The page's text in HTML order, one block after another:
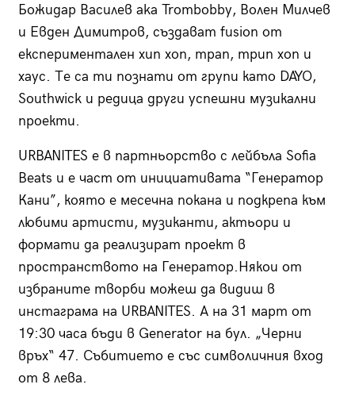
Божидар Василев aka Trombobby, Волен Милчев
и Евден Димитров, създават fusion от
експериментален хип хоп, трап, трип хоп и
хаус. Те са ти познати от групи като DAYO,
Southwick и редица други успешни музикални
проекти.
URBANITES е в партньорство с лейбъла Sofia
Beats и е част от инициативата “Генератор
Кани”, която е месечна покана и подкрепа към
любими артисти, музиканти, актьори и
формати да реализират проект в
пространството на Генератор.Някои от
избраните творби можеш да видиш в
инстаграма на URBANITES. А на 31 март от
19:30 часа бъди в Generator на бул. „Черни
връх“ 47. Събитието е със символичния вход
от 8 лева.